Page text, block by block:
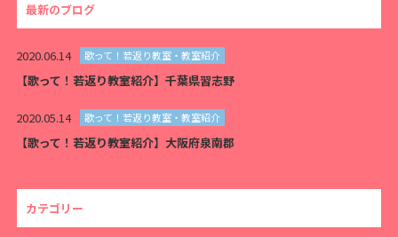
最新のブログ
2020.06.14 歌って！若返り教室・教室紹介
【歌って！若返り教室紹介】千葉県習志野
2020.05.14 歌って！若返り教室・教室紹介
【歌って！若返り教室紹介】大阪府泉南郡
カテゴリー